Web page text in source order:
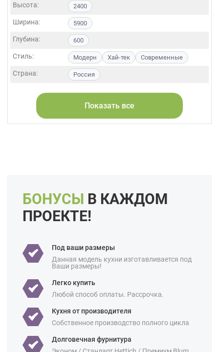
Высота: 2400
Ширина: 5900
Глубина: 600
Стиль: Модерн Хай-тек Современные
Страна: Россия
ЛДСП МДФ Пластик
Акрил
Alvic / УФ лак
Матовые
Отделка: Под дерево
Особенности: Встроенные
Ценовая
Бюджетные
Назначение: В частный дом
Показать все
БОНУСЫ В КАЖДОМ
ПРОЕКТЕ!
Под ваши размеры
Данная модель кухни изготавливается под
Ваши размеры!
Легко купить
Любой способ оплаты. Рассрочка.
Кухня от производителя
Собственное производство полного цикла
Долговечная фурнитура